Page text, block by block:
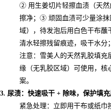
② 用生姜切片轻擦血渍（天
擦净；③ 顽固血渍可少量涂抹
域），待发泡后用白色干布
清水轻擦残留痕迹，吸干水分；
注意：雪美人的天然乳胶填充
缘（无乳胶区域）可使用，核
案。
3. 尿渍：快速吸干 + 除味，保护填
紧急处理：立即用干布或纸